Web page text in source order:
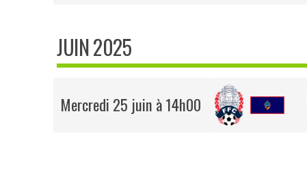
JUIN 2025
Mercredi 25 juin à 14h00